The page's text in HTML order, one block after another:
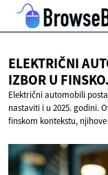
ELEKTRIČNI
IZBOR U
Električni automobili
nastaviti i u 2025. godini.
finskom kontekstu,